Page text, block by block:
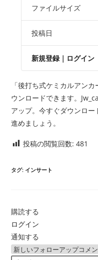
ファイルサイズ
投稿日
新規登録 ｜ ログイン
「後打ち式ケミカルアン
ウンロードできます。
アップ。今すぐダウンロ
進めましょう。
投稿の閲覧回数: 481
タグ: インサート
購読する
ログイン
通知する